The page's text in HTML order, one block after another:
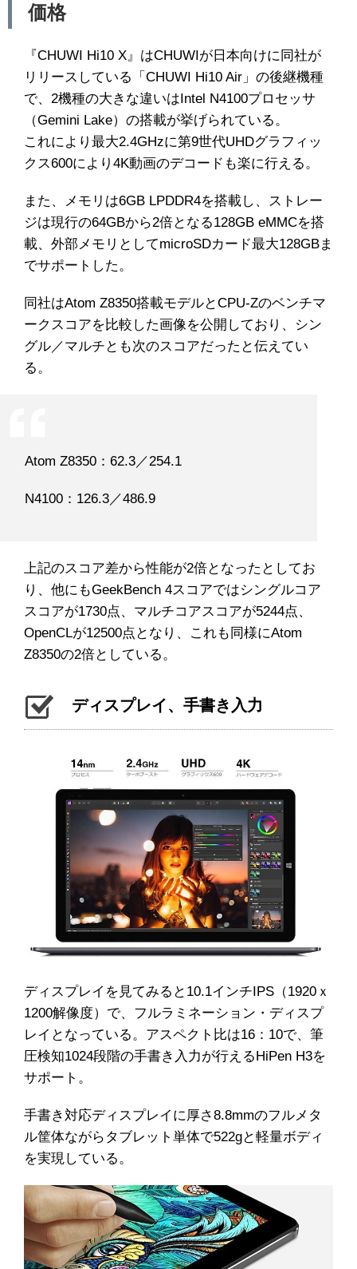
価格
『CHUWI Hi10 X』はCHUWIが日本向けに同社が
リリースしている「CHUWI Hi10 Air」の後継機種
で、2機種の大きな違いはIntel N4100プロセッサ
（Gemini Lake）の搭載が挙げられている。
これにより最大2.4GHzに第9世代UHDグラフィッ
クス600により4K動画のデコードも楽に行える。
また、メモリは6GB LPDDR4を搭載し、ストレー
ジは現行の64GBから2倍となる128GB eMMCを搭
載、外部メモリとしてmicroSDカード最大128GBま
でサポートした。
同社はAtom Z8350搭載モデルとCPU-Zのベンチマ
ークスコアを比較した画像を公開しており、シン
グル／マルチとも次のスコアだったと伝えてい
る。
Atom Z8350：62.3／254.1
N4100：126.3／486.9
上記のスコア差から性能が2倍となったとしてお
り、他にもGeekBench 4スコアではシングルコア
スコアが1730点、マルチコアスコアが5244点、
OpenCLが12500点となり、これも同様にAtom
Z8350の2倍としている。
ディスプレイ、手書き入力
ディスプレイを見てみると10.1インチIPS（1920ｘ
1200解像度）で、フルラミネーション・ディスプ
レイとなっている。アスペクト比は16：10で、筆
圧検知1024段階の手書き入力が行えるHiPen H3を
サポート。
手書き対応ディスプレイに厚さ8.8mmのフルメタ
ル筐体ながらタブレット単体で522gと軽量ボディ
を実現している。